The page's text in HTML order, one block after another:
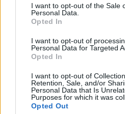
I want to opt-out of the Sale
Personal Data.
Opted In
I want to opt-out of
Personal Data for Targeted
Opted In
I want to opt-out of
Retention, Sale, and/or
Personal Data that Is
Purposes for which it was
Opted Out
Añadir un comentario ...
🪐🚀 Canciones para
Psicodelia y Space Rock
🌌🚀 Viaje intergaláctico: la
tus noches de astronomía.
al firmamento y siente la
esta colección para tu
Letras Top Artistas